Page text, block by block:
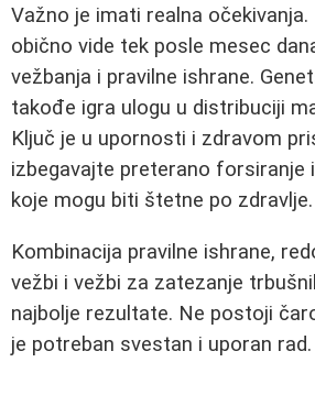
Važno je imati realna
obično vide tek posle mesec
vežbanja i pravilne ishrane.
takođe igra ulogu u distribuciji
Ključ je u upornosti i zdravom
izbegavajte preterano forsiranje
koje mogu biti štetne po zdravlje.
Kombinacija pravilne ishrane,
vežbi i vežbi za zatezanje
najbolje rezultate. Ne postoji
je potreban svestan i uporan rad.